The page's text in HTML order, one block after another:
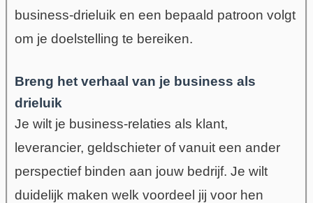
business-drieluik en een bepaald patroon volgt
om je doelstelling te bereiken.
Breng het verhaal van je business als
drieluik
Je wilt je business-relaties als klant,
leverancier, geldschieter of vanuit een ander
perspectief binden aan jouw bedrijf. Je wilt
duidelijk maken welk voordeel jij voor hen